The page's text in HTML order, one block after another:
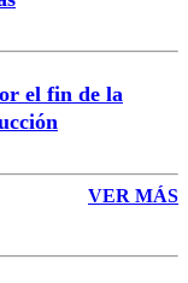
el fin de la
VER MÁS